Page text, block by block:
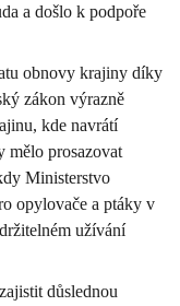
a došlo k podpoře
obnovy krajiny díky
zákon výrazně
kde navrátí
mělo prosazovat
Ministerstvo
opylovače a ptáky v
užívání
důslednou